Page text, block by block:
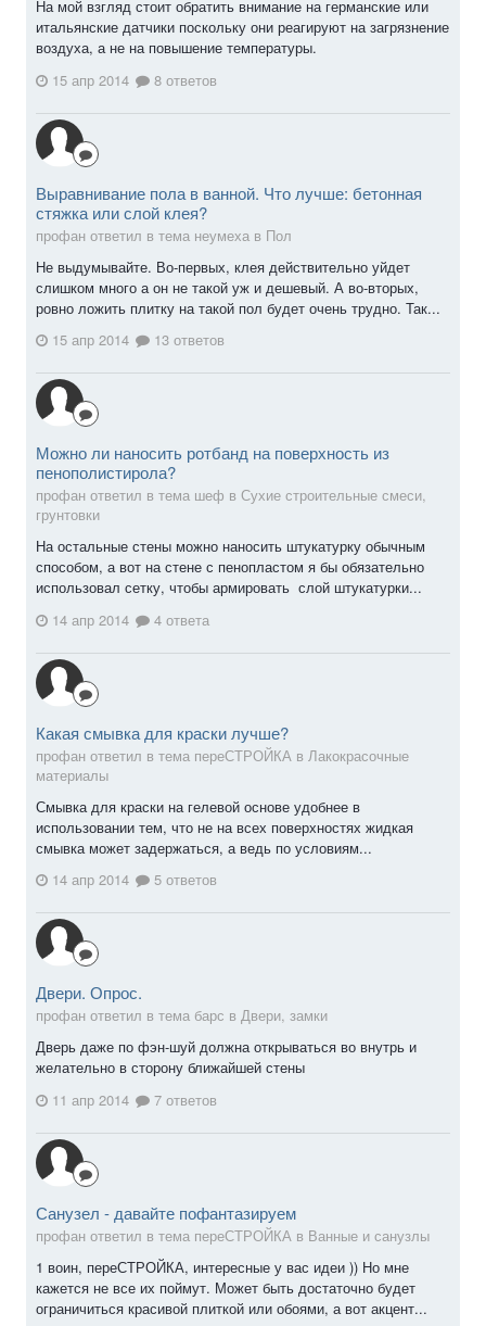
На мой взгляд стоит обратить внимание на германские или
итальянские датчики поскольку они реагируют на загрязнение
воздуха, а не на повышение температуры.
15 апр 2014
8 ответов
Выравнивание пола в ванной. Что лучше: бетонная
стяжка или слой клея?
профан ответил в тема неумеха в Пол
Не выдумывайте. Во-первых, клея действительно уйдет
слишком много а он не такой уж и дешевый. А во-вторых,
ровно ложить плитку на такой пол будет очень трудно. Так...
15 апр 2014
13 ответов
Можно ли наносить ротбанд на поверхность из
пенополистирола?
профан ответил в тема шеф в Сухие строительные смеси,
грунтовки
На остальные стены можно наносить штукатурку обычным
способом, а вот на стене с пенопластом я бы обязательно
использовал сетку, чтобы армировать слой штукатурки...
14 апр 2014
4 ответа
Какая смывка для краски лучше?
профан ответил в тема переСТРОЙКА в Лакокрасочные
материалы
Смывка для краски на гелевой основе удобнее в
использовании тем, что не на всех поверхностях жидкая
смывка может задержаться, а ведь по условиям...
14 апр 2014
5 ответов
Двери. Опрос.
профан ответил в тема барс в Двери, замки
Дверь даже по фэн-шуй должна открываться во внутрь и
желательно в сторону ближайшей стены
11 апр 2014
7 ответов
Санузел - давайте пофантазируем
профан ответил в тема переСТРОЙКА в Ванные и санузлы
1 воин, переСТРОЙКА, интересные у вас идеи )) Но мне
кажется не все их поймут. Может быть достаточно будет
ограничиться красивой плиткой или обоями, а вот акцент...